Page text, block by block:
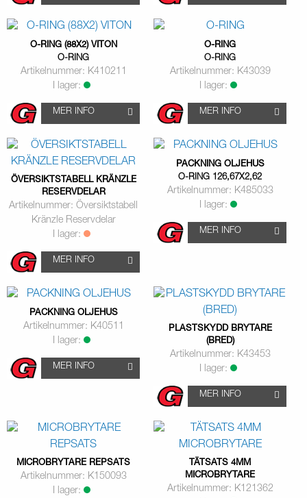
O-RING (88X2) VITON
O-RING
Artikelnummer: K410211
I lager:
MER INFO
O-RING
O-RING
Artikelnummer: K43039
I lager:
MER INFO
ÖVERSIKTSTABELL KRÄNZLE
RESERVDELAR
Artikelnummer: Översiktstabell
Kränzle Reservdelar
I lager:
MER INFO
PACKNING OLJEHUS
O-RING 126,67X2,62
Artikelnummer: K485033
I lager:
MER INFO
PACKNING OLJEHUS
Artikelnummer: K40511
I lager:
MER INFO
PLASTSKYDD BRYTARE
(BRED)
Artikelnummer: K43453
I lager:
MER INFO
MICROBRYTARE REPSATS
Artikelnummer: K150093
I lager:
TÄTSATS 4MM
MICROBRYTARE
Artikelnummer: K121362